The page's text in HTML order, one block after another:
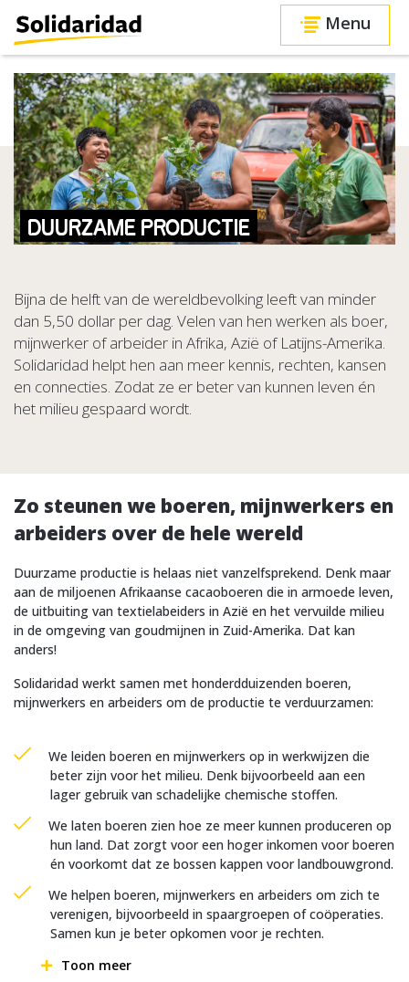
Menu
DUURZAME PRODUCTIE
Bijna de helft van de wereldbevolking leeft van minder
dan 5,50 dollar per dag. Velen van hen werken als boer,
mijnwerker of arbeider in Afrika, Azië of Latijns-Amerika.
Solidaridad helpt hen aan meer kennis, rechten, kansen
en connecties. Zodat ze er beter van kunnen leven én
het milieu gespaard wordt.
Zo steunen we boeren, mijnwerkers en
arbeiders over de hele wereld
Duurzame productie is helaas niet vanzelfsprekend. Denk maar
aan de miljoenen Afrikaanse cacaoboeren die in armoede leven,
de uitbuiting van textielabeiders in Azië en het vervuilde milieu
in de omgeving van goudmijnen in Zuid-Amerika. Dat kan
anders!
Solidaridad werkt samen met honderdduizenden boeren,
mijnwerkers en arbeiders om de productie te verduurzamen:
We leiden boeren en mijnwerkers op in werkwijzen die
beter zijn voor het milieu. Denk bijvoorbeeld aan een
lager gebruik van schadelijke chemische stoffen.
We laten boeren zien hoe ze meer kunnen produceren op
hun land. Dat zorgt voor een hoger inkomen voor boeren
én voorkomt dat ze bossen kappen voor landbouwgrond.
We helpen boeren, mijnwerkers en arbeiders om zich te
verenigen, bijvoorbeeld in spaargroepen of coöperaties.
Samen kun je beter opkomen voor je rechten.
Toon meer